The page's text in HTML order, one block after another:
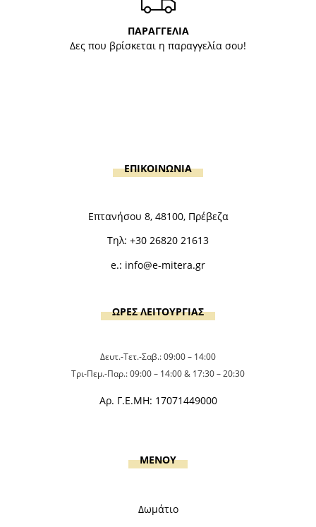
ΠΑΡΑΓΓΕΛΙΑ
Δες που βρίσκεται η παραγγελία σου!
ΕΠΙΚΟΙΝΩΝΙΑ
Επτανήσου 8, 48100, Πρέβεζα
Τηλ: +30 26820 21613
e.: info@e-mitera.gr
ΩΡΕΣ ΛΕΙΤΟΥΡΓΙΑΣ
Δευτ.-Τετ.-Σαβ.: 09:00 – 14:00
Τρι-Πεμ.-Παρ.: 09:00 – 14:00 & 17:30 – 20:30
Αρ. Γ.Ε.ΜΗ: 17071449000
MENOY
Δωμάτιο